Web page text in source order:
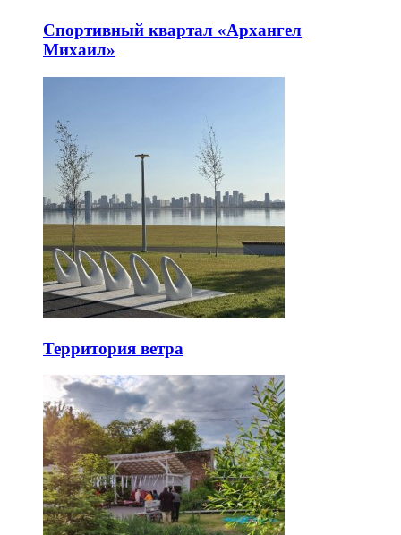
Спортивный квартал «Архангел
Михаил»
Территория ветра